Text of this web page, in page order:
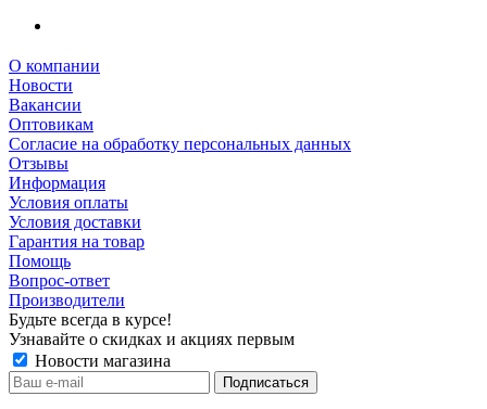
О компании
Новости
Вакансии
Оптовикам
Cогласие на обработку персональных данных
Отзывы
Информация
Условия оплаты
Условия доставки
Гарантия на товар
Помощь
Вопрос-ответ
Производители
Будьте всегда в курсе!
Узнавайте о скидках и акциях первым
Новости магазина